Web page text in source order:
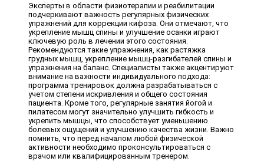
Эксперты в области физиотерапии и реабилитации
подчеркивают важность регулярных физических
упражнений для коррекции кифоза. Они отмечают, что
укрепление мышц спины и улучшение осанки играют
ключевую роль в лечении этого состояния.
Рекомендуются такие упражнения, как растяжка
грудных мышц, укрепление мышц-разгибателей спины и
упражнения на баланс. Специалисты также акцентируют
внимание на важности индивидуального подхода:
программа тренировок должна разрабатываться с
учетом степени искривления и общего состояния
пациента. Кроме того, регулярные занятия йогой и
пилатесом могут значительно улучшить гибкость и
укрепить мышцы, что способствует уменьшению
болевых ощущений и улучшению качества жизни. Важно
помнить, что перед началом любой физической
активности необходимо проконсультироваться с
врачом или квалифицированным тренером.